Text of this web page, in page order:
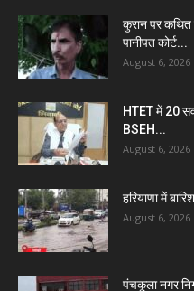
कुरान पर कथित
पानीपत कोर्ट...
August 6, 2026
HTET में 20
BSEH...
August 6, 2026
हरियाणा में
August 6, 2026
पंचकूला नगर